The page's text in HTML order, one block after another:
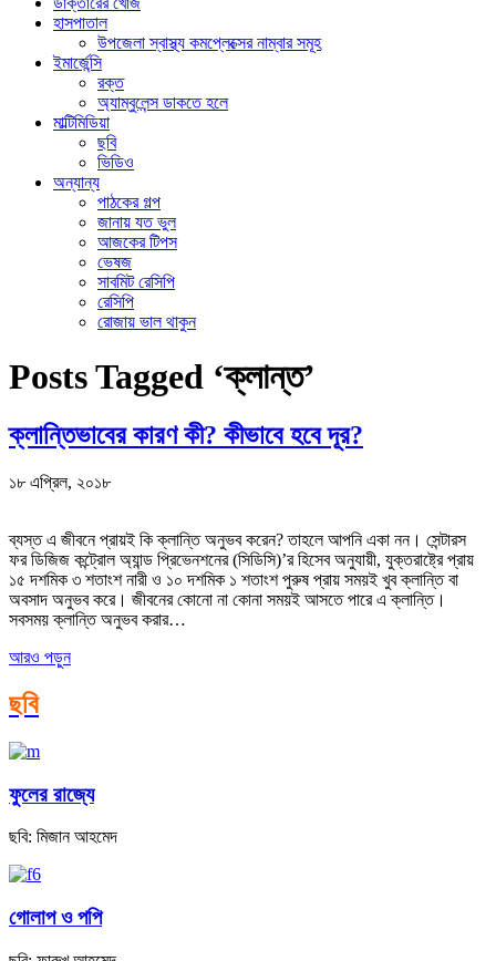
হাসপাতাল
উপজেলা স্বাস্থ্য কমপ্লেক্সের নাম্বার সমূহ
ইমার্জেন্সি
রক্ত
অ্যাম্বুলেন্স ডাকতে হলে
মাল্টিমিডিয়া
ছবি
ভিডিও
অন্যান্য
পাঠকের গল্প
জানায় যত ভুল
আজকের টিপস
ভেষজ
সাবমিট রেসিপি
রেসিপি
রোজায় ভাল থাকুন
Posts Tagged ‘ক্লান্ত’
ক্লান্তিভাবের কারণ কী? কীভাবে হবে দূর?
১৮ এপ্রিল, ২০১৮
ব্যস্ত এ জীবনে প্রায়ই কি ক্লান্তি অনুভব করেন? তাহলে আপনি একা নন। সেন্টারস
ফর ডিজিজ কন্ট্রোল অ্যান্ড প্রিভেনশনের (সিডিসি)’র হিসেব অনুযায়ী, যুক্তরাষ্ট্রে প্রায়
১৫ দশমিক ৩ শতাংশ নারী ও ১০ দশমিক ১ শতাংশ পুরুষ প্রায় সময়ই খুব ক্লান্তি বা
অবসাদ অনুভব করে। জীবনের কোনো না কোনা সময়ই আসতে পারে এ ক্লান্তি।
সবসময় ক্লান্তি অনুভব করার…
আরও পড়ুন
ছবি
ফুলের রাজ্যে
ছবি: মিজান আহমেদ
গোলাপ ও পপি